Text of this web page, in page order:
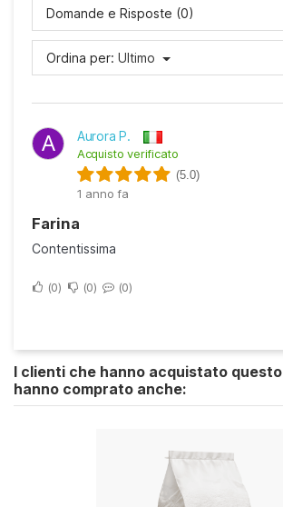
Domande e Risposte (0)
Ordina per: Ultimo
A Aurora P.
Acquisto verificato
(5.0)
1 anno fa
Farina
Contentissima
0 0 0
I clienti che hanno acquistato
hanno comprato anche: